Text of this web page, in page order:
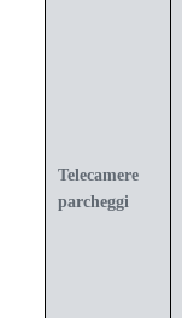
Telecamere
parcheggi